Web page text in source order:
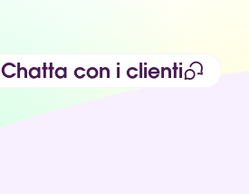
Chatta con i clienti